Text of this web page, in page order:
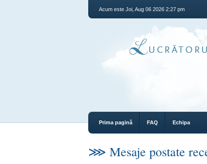
Acum este Joi, Aug 06 2026 2:27 pm
Prima pagină FAQ Echipa
⋙ Mesaje postate